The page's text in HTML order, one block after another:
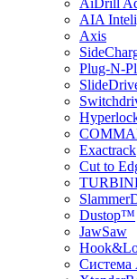
AiDrill
AIA
Axis
Plug-N-
Exactrack
Cut to
Dustop™
JawSaw
Cистема